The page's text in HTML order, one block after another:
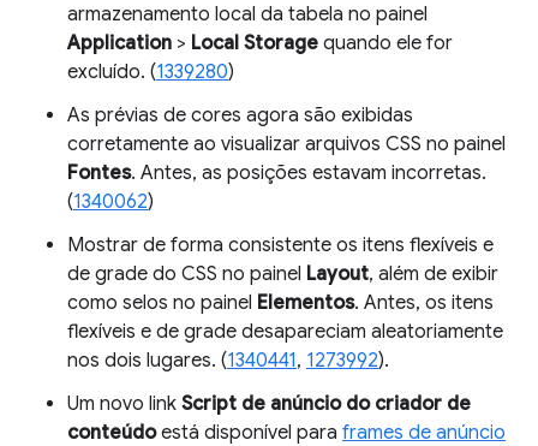
armazenamento local da tabela no painel
Application > Local Storage quando ele for
excluído. (1339280)
As prévias de cores agora são exibidas
corretamente ao visualizar arquivos CSS no painel
Fontes. Antes, as posições estavam incorretas.
(1340062)
Mostrar de forma consistente os itens flexíveis e
de grade do CSS no painel Layout, além de exibir
como selos no painel Elementos. Antes, os itens
flexíveis e de grade desapareciam aleatoriamente
nos dois lugares. (1340441, 1273992).
Um novo link Script de anúncio do criador de
conteúdoestá disponível para frames de anúncio